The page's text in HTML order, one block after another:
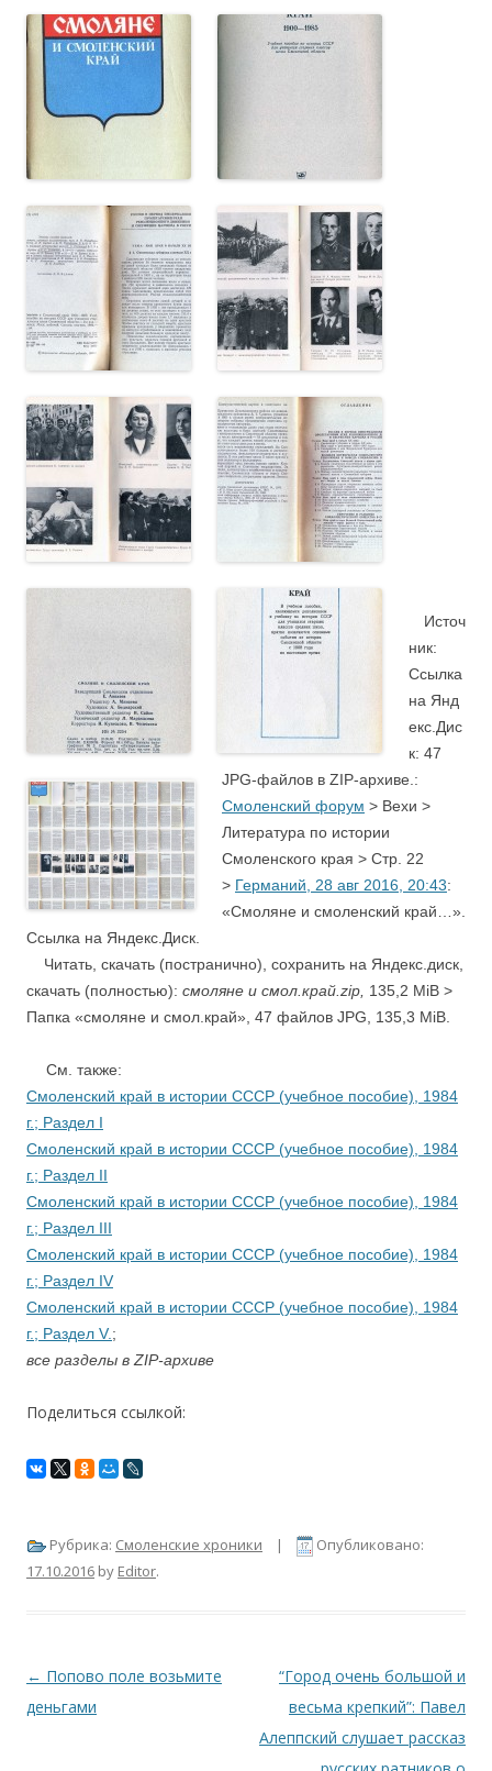
Источ
ник:
Ссылка
на Янд
екс.Дис
к: 47
JPG-файлов в ZIP-архиве.:
Смоленский форум > Вехи >
Литература по истории
Смоленского края > Стр. 22
> Германий, 28 авг 2016, 20:43:
«Смоляне и смоленский край…».
Ссылка на Яндекс.Диск.
Читать, cкачать (постранично), сохранить на Яндекс.диск,
cкачать (полностью): смоляне и смол.край.zip, 135,2 MiB >
Папка «смоляне и смол.край», 47 файлов JPG, 135,3 MiB.
См. также:
Смоленский край в истории СССР (учебное пособие), 1984
г.; Раздел I
Смоленский край в истории СССР (учебное пособие), 1984
г.; Раздел II
Смоленский край в истории СССР (учебное пособие), 1984
г.; Раздел III
Смоленский край в истории СССР (учебное пособие), 1984
г.; Раздел IV
Смоленский край в истории СССР (учебное пособие), 1984
г.; Раздел V. ;
все разделы в ZIP-архиве
Поделиться ссылкой:
Рубрика: Смоленские хроники |
Опубликовано:
17.10.2016 by Editor.
Навигация по записям
← Попово поле возьмите
деньгами
“Город очень большой и
весьма крепкий”: Павел
Алеппский слушает рассказ